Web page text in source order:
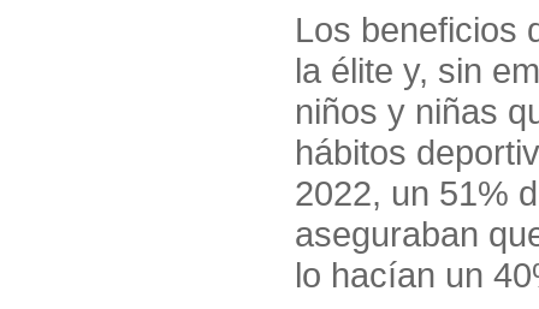
Los beneficios
la élite y, sin
niños y niñas
hábitos
2022, un 51%
aseguraban
lo hacían un